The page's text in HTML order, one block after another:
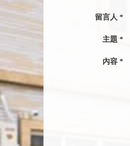
留言人 *
主題 *
內容 *